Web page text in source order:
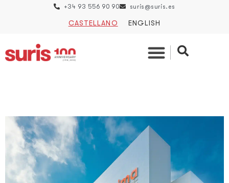
+34 93 556 90 90 suris@suris.es
CASTELLANO ENGLISH